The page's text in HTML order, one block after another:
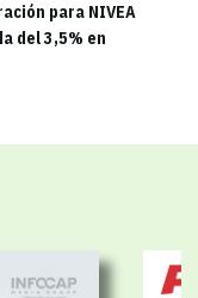
para NIVEA
del 3,5% en